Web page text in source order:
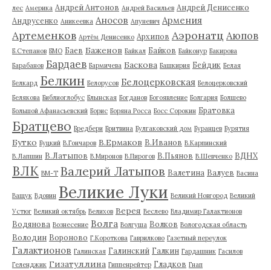
лес Америка Андрей Антонов Андрей Васильев Андрей Денисенко
Андрусенко Аникеевка Аносов Апуневич Армения
Артеменков Артём Денисенко Архипов Аэронатц Аюпов
Б.Степанов БМО Баев Баженов Байкал Байков Байконур Бакирова
Барабанов Бардаев Бармичева Баскова Башкирия Бейдик Белая
Белкард Белкин Белорусов Белоцерковская Белоцерковский
Белякова Библиоглобус Блынская Богданов Богоявление Болгария Болшево
Большой Афанасьевский Борис Боряна Росса Босс Сорокин Братовка
Братцево Бредбери Бритвина Булгаковский дом Буранцев Бурятия
Бутко Буцкий В.Гончаров В.Ермаков В.Иванов В.Карпинский
В.Лапшин В.Латыпов В.Миронов В.Пирогов В.Пьянов В.Шевченко ВДНХ
ВЛК ВМ-Т Валерий Латыпов Валетина Валуев Васина
Ващук Вдовин Великие Луки Великий Новгород Великий
Устюг Великий октябрь Велихов Верея Веслево Владимир Галактионов
Водянова Вознесение Волга Волгуша Волков Вологодская область
Володин Вороново Г.Короткова Гаврилково Газетный переулок
Галактионов Галинская Галинский Галкин Гардашник Гасилов
Геленджик Гизатуллина Гиппенрейтер Гладков Гнап